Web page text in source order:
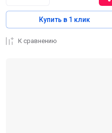
Купить в 1 клик
К сравнению